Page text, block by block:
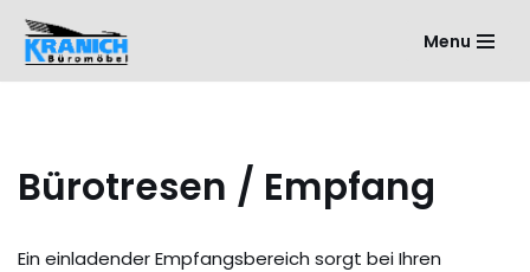
Zum
Menu
Bürotresen / Empfang
Ein einladender Empfangsbereich sorgt bei Ihren